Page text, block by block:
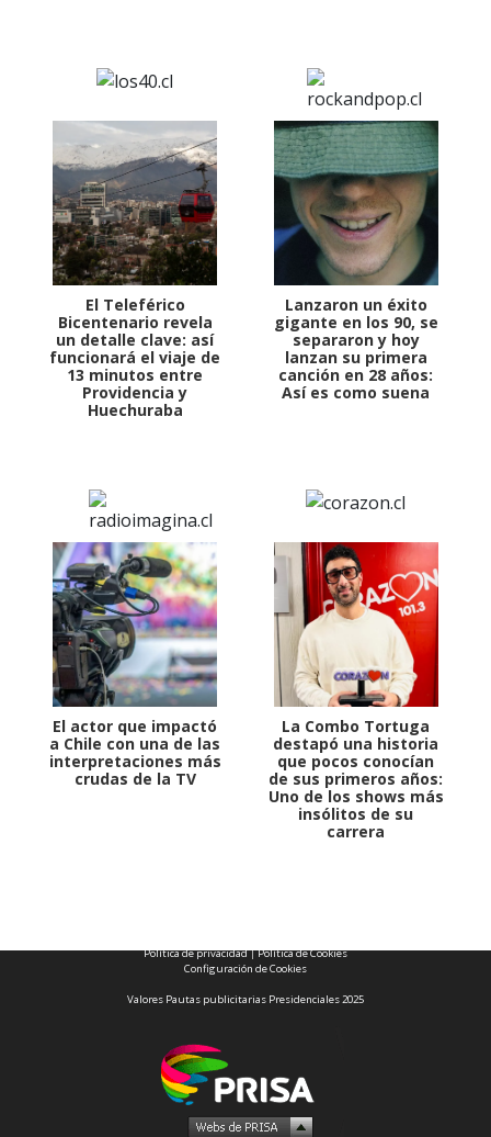
El Teleférico
Bicentenario revela
un detalle clave: así
funcionará el viaje de
13 minutos entre
Providencia y
Huechuraba
Lanzaron un éxito
gigante en los 90, se
separaron y hoy
lanzan su primera
canción en 28 años:
Así es como suena
El actor que impactó
a Chile con una de las
interpretaciones más
crudas de la TV
La Combo Tortuga
destapó una historia
que pocos conocían
de sus primeros años:
Uno de los shows más
insólitos de su
carrera
Política de privacidad|Política de Cookies
Configuración de Cookies
Valores Pautas publicitarias Presidenciales 2025